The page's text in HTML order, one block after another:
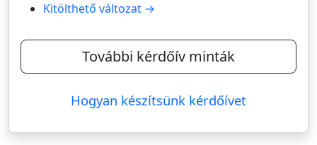
Kitölthető változat →
További kérdőív minták
Hogyan készítsünk kérdőívet